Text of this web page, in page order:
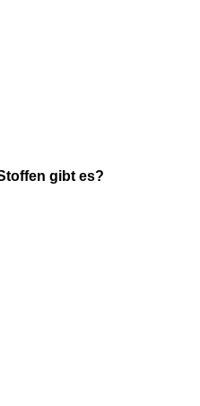
gibt es?